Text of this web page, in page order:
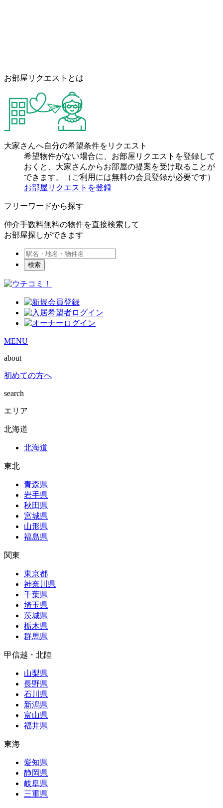
お部屋リクエストとは
大家さんへ自分の希望条件をリクエスト
希望物件がない場合に、お部屋リクエストを登録して
おくと、大家さんからお部屋の提案を受け取ることが
できます。（ご利用には無料の会員登録が必要です）
お部屋リクエストを登録
フリーワードから探す
仲介手数料無料の物件を直接検索して
お部屋探しができます
検索
MENU
about
初めての方へ
search
エリア
北海道
北海道
東北
青森県
岩手県
秋田県
宮城県
山形県
福島県
関東
東京都
神奈川県
千葉県
埼玉県
茨城県
栃木県
群馬県
甲信越・北陸
山梨県
長野県
石川県
新潟県
富山県
福井県
東海
愛知県
静岡県
岐阜県
三重県